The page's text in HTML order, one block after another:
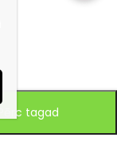
Pērc tagad